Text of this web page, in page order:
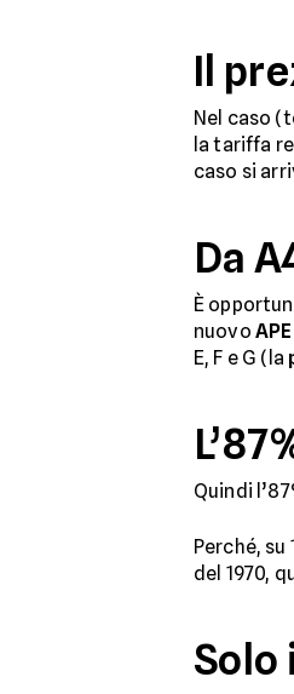
Il
Nel caso
la tariffa
caso si
Da
È
nuovo APE
E, F e G (la
Quindi
Perché,
del 1970,
Solo